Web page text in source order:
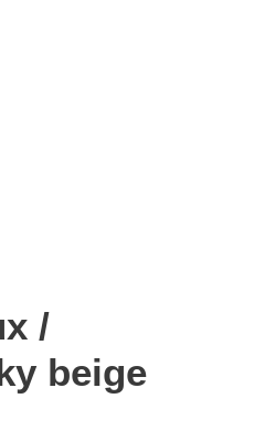
/
beige